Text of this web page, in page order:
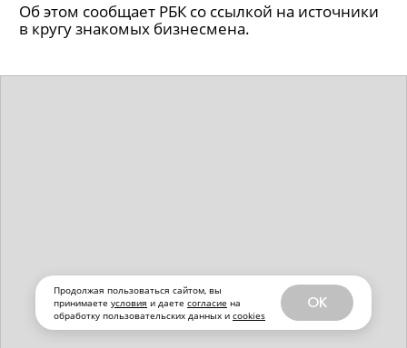
Продолжая пользоваться сайтом, вы
принимаете условия и даете согласие на
обработку пользовательских данных и cookies
OK
Об этом сообщает РБК со ссылкой на источники
в кругу знакомых бизнесмена.